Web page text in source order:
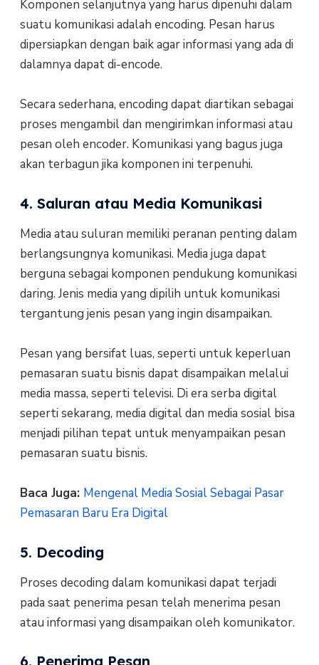
Komponen selanjutnya yang harus dipenuhi dalam
suatu komunikasi adalah encoding. Pesan harus
dipersiapkan dengan baik agar informasi yang ada di
dalamnya dapat di-encode.
Secara sederhana, encoding dapat diartikan sebagai
proses mengambil dan mengirimkan informasi atau
pesan oleh encoder. Komunikasi yang bagus juga
akan terbagun jika komponen ini terpenuhi.
4. Saluran atau Media Komunikasi
Media atau suluran memiliki peranan penting dalam
berlangsungnya komunikasi. Media juga dapat
berguna sebagai komponen pendukung komunikasi
daring. Jenis media yang dipilih untuk komunikasi
tergantung jenis pesan yang ingin disampaikan.
Pesan yang bersifat luas, seperti untuk keperluan
pemasaran suatu bisnis dapat disampaikan melalui
media massa, seperti televisi. Di era serba digital
seperti sekarang, media digital dan media sosial bisa
menjadi pilihan tepat untuk menyampaikan pesan
pemasaran suatu bisnis.
Baca Juga: Mengenal Media Sosial Sebagai Pasar
Pemasaran Baru Era Digital
5. Decoding
Proses decoding dalam komunikasi dapat terjadi
pada saat penerima pesan telah menerima pesan
atau informasi yang disampaikan oleh komunikator.
6. Penerima Pesan